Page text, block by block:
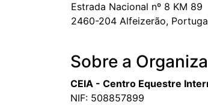
Estrada Nacional nº 8 KM 89
2460-204 Alfeizerão,
Sobre a
CEIA - Centro Equestre
NIF: 508857899